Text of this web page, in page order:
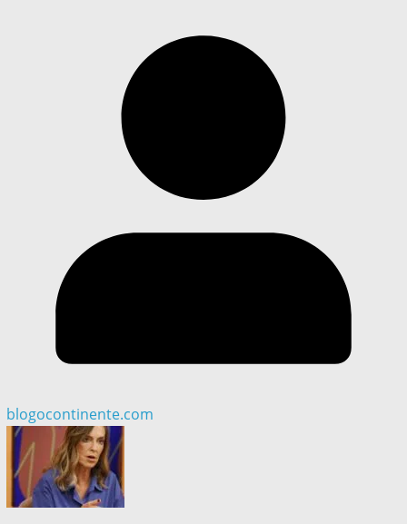
blogocontinente.com